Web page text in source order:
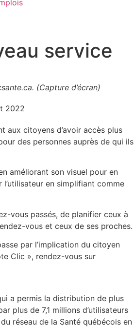
service
(Capture d’écran)
2022
aux citoyens d’avoir accès plus
des personnes auprès de qui ils
améliorant son visuel pour en
en simplifiant comme
vous passés, de planifier ceux à
vous et ceux de ses proches.
par l’implication du citoyen
Clic », rendez-vous sur
a permis la distribution de plus
plus de 7,1 millions d’utilisateurs
réseau de la Santé québécois en